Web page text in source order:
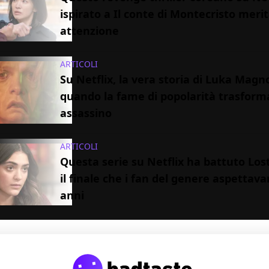
ispirato a Il conte di Montecristo
attenzione
ARTICOLI
Su Netflix, la vera storia di Luka
quando la fame di popolarità
assassino
ARTICOLI
Questa serie su Netflix ha battuto Lost
il finale che i fan del genere
anni